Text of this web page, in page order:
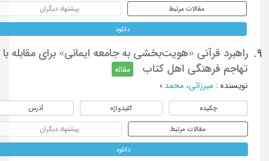
مقالات مرتبط پیشنهاد دیگران
دانلود
9.
راهبرد قرآنی «هویت‌بخشی به جامعه ایمانی» برای مقابله با
تهاجم فرهنگی اهل کتاب
مقاله
نویسنده: میرزائی، محمد؛
چکیده کلیدواژه آدرس
مقالات مرتبط پیشنهاد دیگران
دانلود